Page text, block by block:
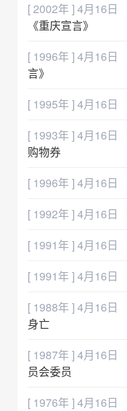
[ 2002年 ] 4月16日
《重庆宣言》
[ 1996年 ] 4月16日
言》
[ 1995年 ] 4月16日
[ 1993年 ] 4月16日
购物券
[ 1996年 ] 4月16日
[ 1992年 ] 4月16日
[ 1991年 ] 4月16日
[ 1991年 ] 4月16日
[ 1988年 ] 4月16日
身亡
[ 1987年 ] 4月16日
员会委员
[ 1976年 ] 4月16日